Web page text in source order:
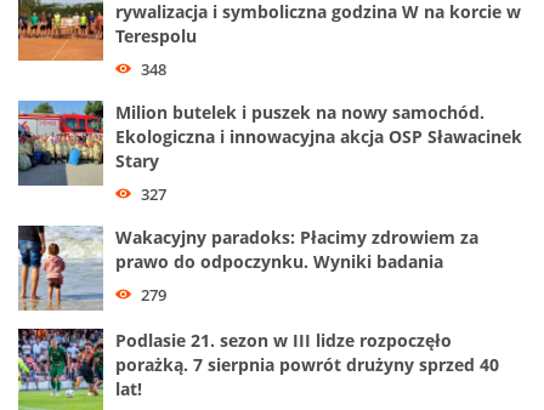
rywalizacja i symboliczna godzina W na korcie w
Terespolu
348
Milion butelek i puszek na nowy samochód.
Ekologiczna i innowacyjna akcja OSP Sławacinek
Stary
327
Wakacyjny paradoks: Płacimy zdrowiem za
prawo do odpoczynku. Wyniki badania
279
Podlasie 21. sezon w III lidze rozpoczęło
porażką. 7 sierpnia powrót drużyny sprzed 40
lat!